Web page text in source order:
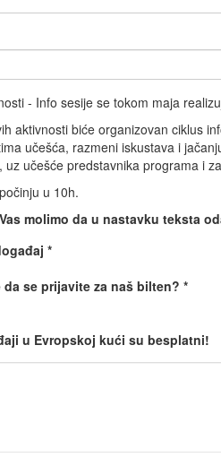
- Info sesije se tokom maja
aktivnosti biće organizovan ciklus
učešća, razmeni iskustava i
uz učešće predstavnika programa i
u 10h.
molimo da u nastavku teksta
*
da se prijavite za naš bilten? *
u Evropskoj kući su besplatni!